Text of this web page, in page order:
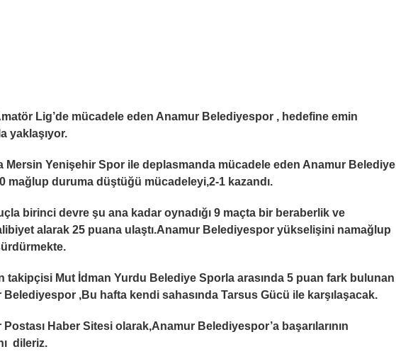
Lig’de mücadele eden Anamur Belediyespor , hedefine emin
yaklaşıyor.
Mersin Yenişehir Spor ile deplasmanda mücadele eden Anamur Belediye
mağlup duruma düştüğü mücadeleyi,2-1 kazandı.
birinci devre şu ana kadar oynadığı 9 maçta bir beraberlik ve
alarak 25 puana ulaştı.Anamur Belediyespor yükselişini namağlup
takipçisi Mut İdman Yurdu Belediye Sporla arasında 5 puan fark bulunan
Belediyespor ,Bu hafta kendi sahasında Tarsus Gücü ile karşılaşacak.
Haber Sitesi olarak,Anamur Belediyespor’a başarılarının
dileriz.